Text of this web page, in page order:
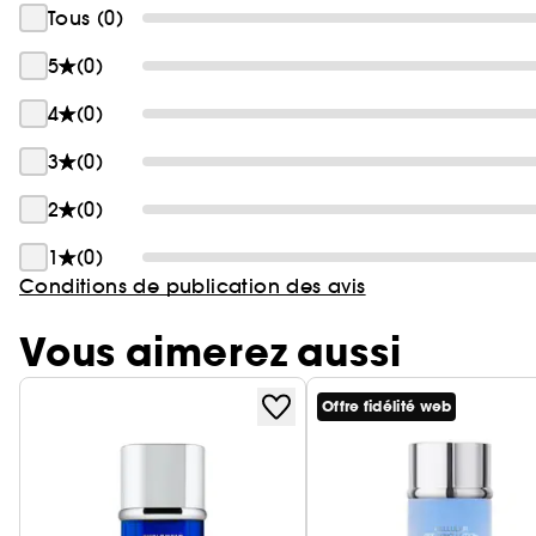
Tous (0)
5
(0)
4
(0)
3
(0)
2
(0)
1
(0)
Conditions de publication des avis
Vous aimerez aussi
Offre fidélité web